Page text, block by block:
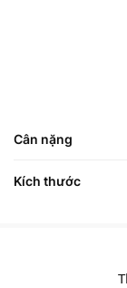
Cân nặng
Kích thước